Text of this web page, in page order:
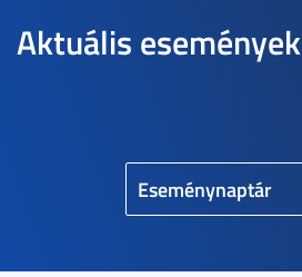
Aktuális események
Eseménynaptár